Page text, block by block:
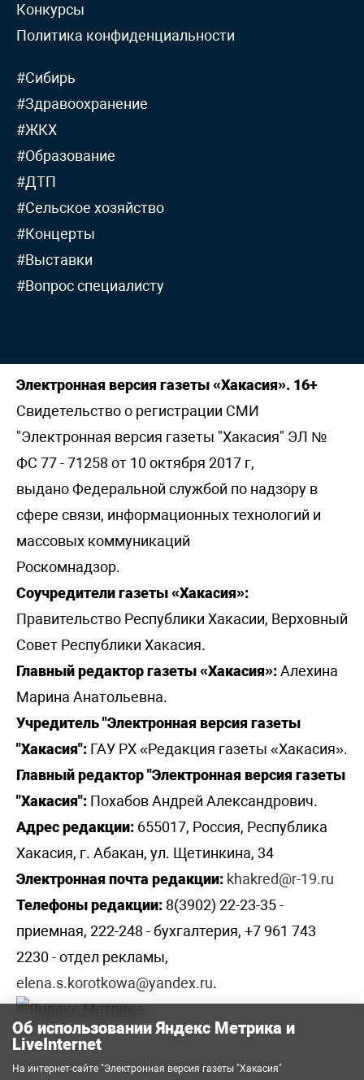
Конкурсы
Политика конфиденциальности
#Сибирь
#Здравоохранение
#ЖКХ
#Образование
#ДТП
#Сельское хозяйство
#Концерты
#Выставки
#Вопрос специалисту
Электронная версия газеты «Хакасия». 16+
Свидетельство о регистрации СМИ
"Электронная версия газеты "Хакасия" ЭЛ №
ФС 77 - 71258 от 10 октября 2017 г,
выдано Федеральной службой по надзору в
сфере связи, информационных технологий и
массовых коммуникаций
Роскомнадзор.
Соучредители газеты «Хакасия»:
Правительство Республики Хакасии, Верховный
Совет Республики Хакасия.
Главный редактор газеты «Хакасия»:Алехина
Марина Анатольевна.
Учредитель "Электронная версия газеты
"Хакасия": ГАУ РХ «Редакция газеты «Хакасия».
Главный редактор "Электронная версия газеты
"Хакасия": Похабов Андрей Александрович.
Адрес редакции: 655017, Россия, Республика
Хакасия, г. Абакан, ул. Щетинкина, 34
Электронная почта редакции: khakred@r-19.ru
Телефоны редакции: 8(3902) 22-23-35 -
приемная, 222-248 - бухгалтерия, +7 961 743
2230 - отдел рекламы,
elena.s.korotkowa@yandex.ru.
Об использовании Яндекс Метрика и
LiveInternet
На интернет-сайте "Электронная версия газеты "Хакасия"